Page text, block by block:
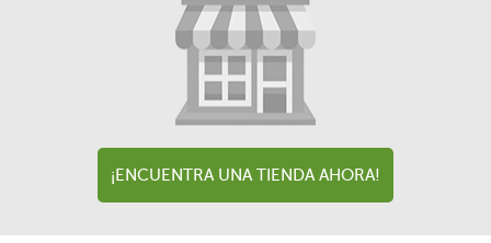
¡ENCUENTRA UNA TIENDA AHORA!